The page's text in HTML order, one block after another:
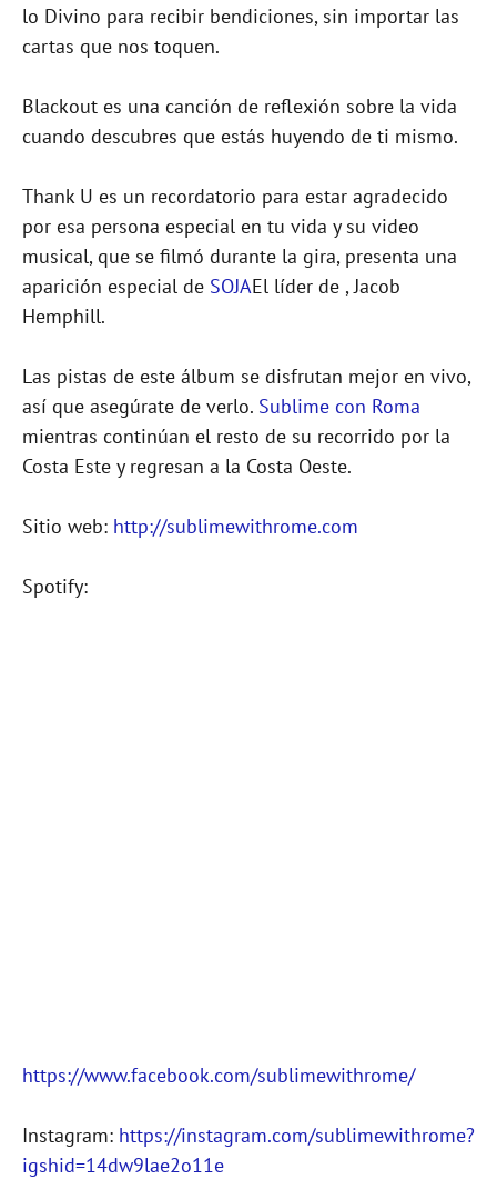
lo Divino para recibir bendiciones, sin importar las
cartas que nos toquen.
Blackout es una canción de reflexión sobre la vida
cuando descubres que estás huyendo de ti mismo.
Thank U es un recordatorio para estar agradecido
por esa persona especial en tu vida y su video
musical, que se filmó durante la gira, presenta una
aparición especial de SOJAEl líder de , Jacob
Hemphill.
Las pistas de este álbum se disfrutan mejor en vivo,
así que asegúrate de verlo. Sublime con Roma
mientras continúan el resto de su recorrido por la
Costa Este y regresan a la Costa Oeste.
Sitio web: http://sublimewithrome.com
Spotify:
https://www.facebook.com/sublimewithrome/
Instagram: https://instagram.com/sublimewithrome?
igshid=14dw9lae2o11e